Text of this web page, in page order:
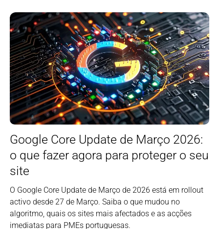
Google Core Update de Março 2026:
o que fazer agora para proteger o seu
site
O Google Core Update de Março de 2026 está em rollout
activo desde 27 de Março. Saiba o que mudou no
algoritmo, quais os sites mais afectados e as acções
imediatas para PMEs portuguesas.